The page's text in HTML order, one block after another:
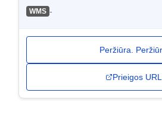
WMS -
Peržiūra.
Prieigos URL